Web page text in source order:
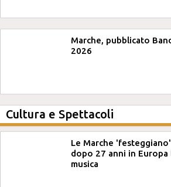
Marche, pubblicato
2026
Cultura e Spettacoli
Le Marche
dopo 27 anni in
musica